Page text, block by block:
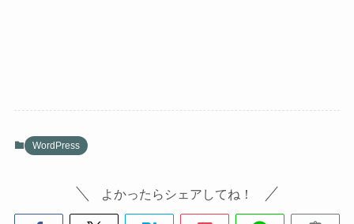
WordPress
よかったらシェアしてね！